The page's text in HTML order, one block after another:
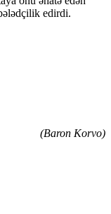
edirdi.
(Baron Korvo)